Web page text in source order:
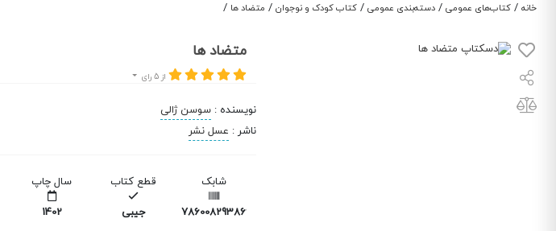
خانه / کتاب‌های عمومی / دسته‌بندی عمومی / کتاب کودک و نوجوان / متضاد ها /
متضاد ها
از 5 رای
نویسنده : سوسن ژالی
ناشر : عسل نشر
شابک
9786008293866
قطع کتاب
جیبی
سال چاپ
1402